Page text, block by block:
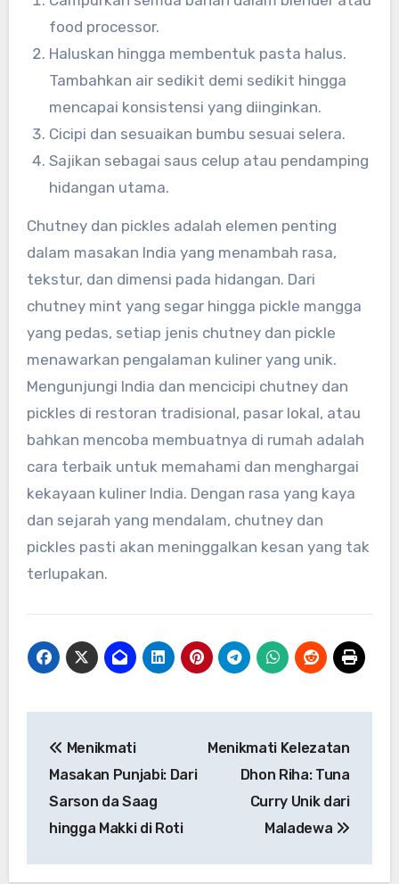
food processor.
Haluskan hingga membentuk pasta halus.
Tambahkan air sedikit demi sedikit hingga
mencapai konsistensi yang diinginkan.
Cicipi dan sesuaikan bumbu sesuai selera.
Sajikan sebagai saus celup atau pendamping
hidangan utama.
Chutney dan pickles adalah elemen penting
dalam masakan India yang menambah rasa,
tekstur, dan dimensi pada hidangan. Dari
chutney mint yang segar hingga pickle mangga
yang pedas, setiap jenis chutney dan pickle
menawarkan pengalaman kuliner yang unik.
Mengunjungi India dan mencicipi chutney dan
pickles di restoran tradisional, pasar lokal, atau
bahkan mencoba membuatnya di rumah adalah
cara terbaik untuk memahami dan menghargai
kekayaan kuliner India. Dengan rasa yang kaya
dan sejarah yang mendalam, chutney dan
pickles pasti akan meninggalkan kesan yang tak
terlupakan.
pos
Menikmati
Masakan Punjabi: Dari
Sarson da Saag
hingga Makki di Roti
Menikmati Kelezatan
Dhon Riha: Tuna
Curry Unik dari
Maladewa